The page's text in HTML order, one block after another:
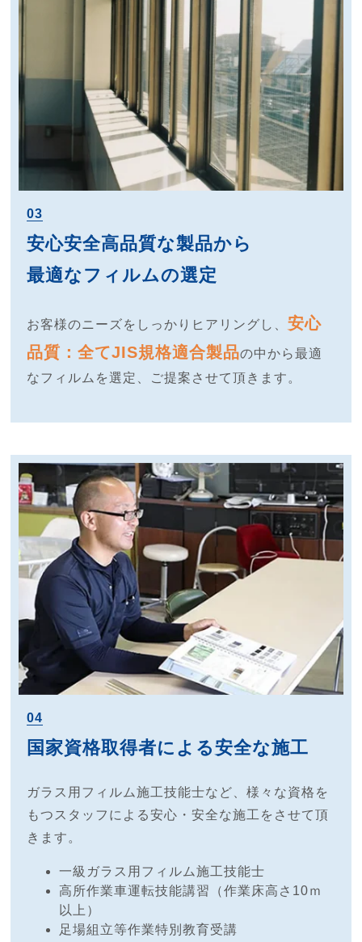
03
安心安全高品質な製品から
最適なフィルムの選定
お客様のニーズをしっかりヒアリングし、安心
品質：全てJIS規格適合製品の中から最適
なフィルムを選定、ご提案させて頂きます。
04
国家資格取得者による安全な施工
ガラス用フィルム施工技能士など、様々な資格を
もつスタッフによる安心・安全な施工をさせて頂
きます。
一級ガラス用フィルム施工技能士
高所作業車運転技能講習（作業床高さ10ｍ
以上）
足場組立等作業特別教育受講